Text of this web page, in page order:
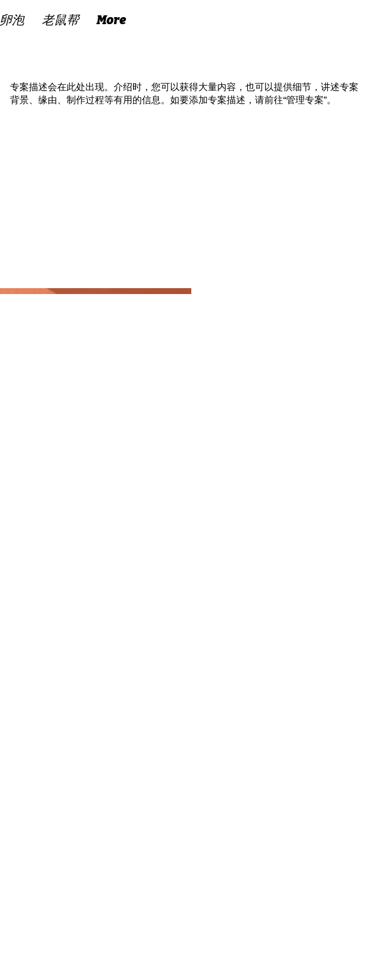
卵泡 老鼠帮 More
专案描述会在此处出现。介绍时，您可以获得大量内容，也可以提供细节，讲述专案
背景、缘由、制作过程等有用的信息。如要添加专案描述，请前往“管理专案”。